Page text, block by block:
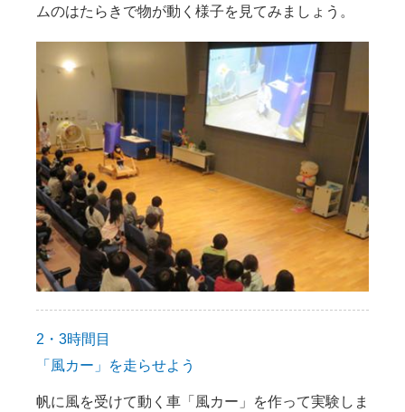
ムのはたらきで物が動く様子を見てみましょう。
2・3時間目
「風カー」を走らせよう
帆に風を受けて動く車「風カー」を作って実験しま